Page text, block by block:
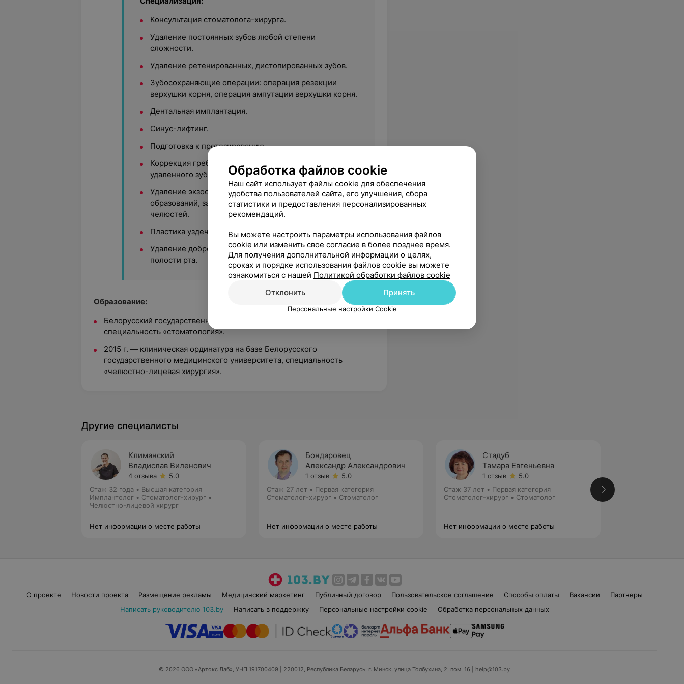
Консультация стоматолога-хирурга.
Удаление постоянных зубов любой степени
сложности.
Удаление ретенированных, дистопированных зубов.
Зубосохраняющие операции: операция резекции
верхушки корня, операция ампутации верхушки корня.
Дентальная имплантация.
Синус-лифтинг.
Подготовка к протезированию.
Коррекция гребня альвеолярного отростка в области
удаленного зуба.
Удаление экзостозов, остеофитов, анатомических
образований, затрудняющих протезирование
челюстей.
Пластика уздечки губ и языка.
Удаление доброкачественных новообразований в
полости рта.
Образование:
Белорусский государственный медицинский университет,
специальность «стоматология».
2015 г. — клиническая ординатура на базе Белорусского
государственного медицинского университета, специальность
«челюстно-лицевая хирургия».
Другие специалисты
Климанский
Владислав Виленович
4 отзыва
5.0
Стаж 32 года • Высшая категория
Имплантолог • Стоматолог-хирург •
Челюстно-лицевой хирург
Нет информации о месте работы
Бондаровец
Александр Александрович
1 отзыв
5.0
Стаж 27 лет • Первая категория
Стоматолог-хирург • Стоматолог
Нет информации о месте работы
Стадуб
Тамара Евгеньевна
1 отзыв
5.0
Стаж 37 лет • Первая категория
Стоматолог-хирург • Стоматолог
Нет информации о месте работы
О проекте Новости проекта Размещение рекламы Медицинский маркетинг Публичный договор Пользовательское соглашение Способы оплаты Вакансии
Партнеры
Написать руководителю 103.by
Написать в поддержку Персональные настройки cookie Обработка персональных данных
© 2026 ООО «Артокс Лаб», УНП 191700409 | 220012, Республика Беларусь, г. Минск, улица Толбухина, 2, пом. 16 | help@103.by
Обработка файлов cookie
Наш сайт использует файлы cookie для обеспечения
удобства пользователей сайта, его улучшения, сбора
статистики и предоставления персонализированных
рекомендаций.
Вы можете настроить параметры использования файлов
cookie или изменить свое согласие в более позднее время.
Для получения дополнительной информации о целях,
сроках и порядке использования файлов cookie вы можете
ознакомиться с нашей Политикой обработки файлов cookie
Отклонить
Принять
Персональные настройки Cookie